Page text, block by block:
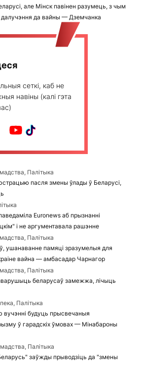
але Мінск павінен разумець, з чым
да вайны — Дземчанка
сеткі, каб не
навіны (калі гэта
Палітыка
пасля змены ўлады ў Беларусі,
Euronews аб прызнанні
і не аргументавала рашэнне
Палітыка
ушанаванне памяці зразумелыя для
вайна — амбасадар Чарнагор
Палітыка
беларусаў замежжа, лічыць
Палітыка
будуць прысвечаныя
ў гарадскіх ўмовах — Мінабароны
Палітыка
заўжды прыводзіць да "змены